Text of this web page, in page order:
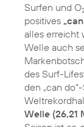
Surfen und O
positives
alles erreicht
Welle auch
des Surf-
den „can
Welle (26,21